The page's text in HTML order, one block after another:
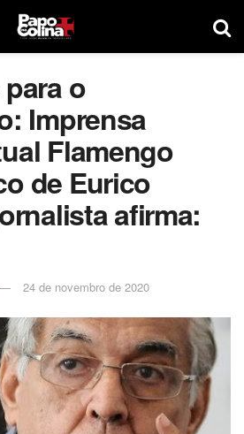
o
Imprensa
Flamengo
de Eurico
afirma:
24 de novembro de 2020